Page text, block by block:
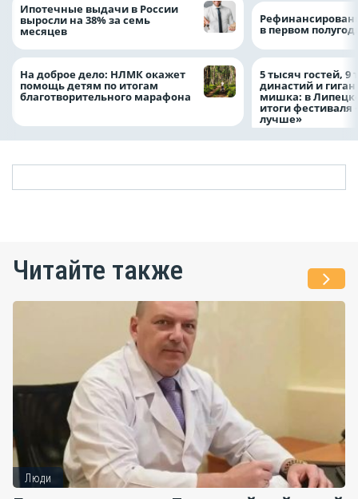
Ипотечные выдачи в России
выросли на 38% за семь
месяцев
На доброе дело: НЛМК окажет
помощь детям по итогам
благотворительного марафона
в первом
5 тысяч гостей, 9
династий и
мишка: в
итоги фестиваля
лучше»
Читайте также
Люди